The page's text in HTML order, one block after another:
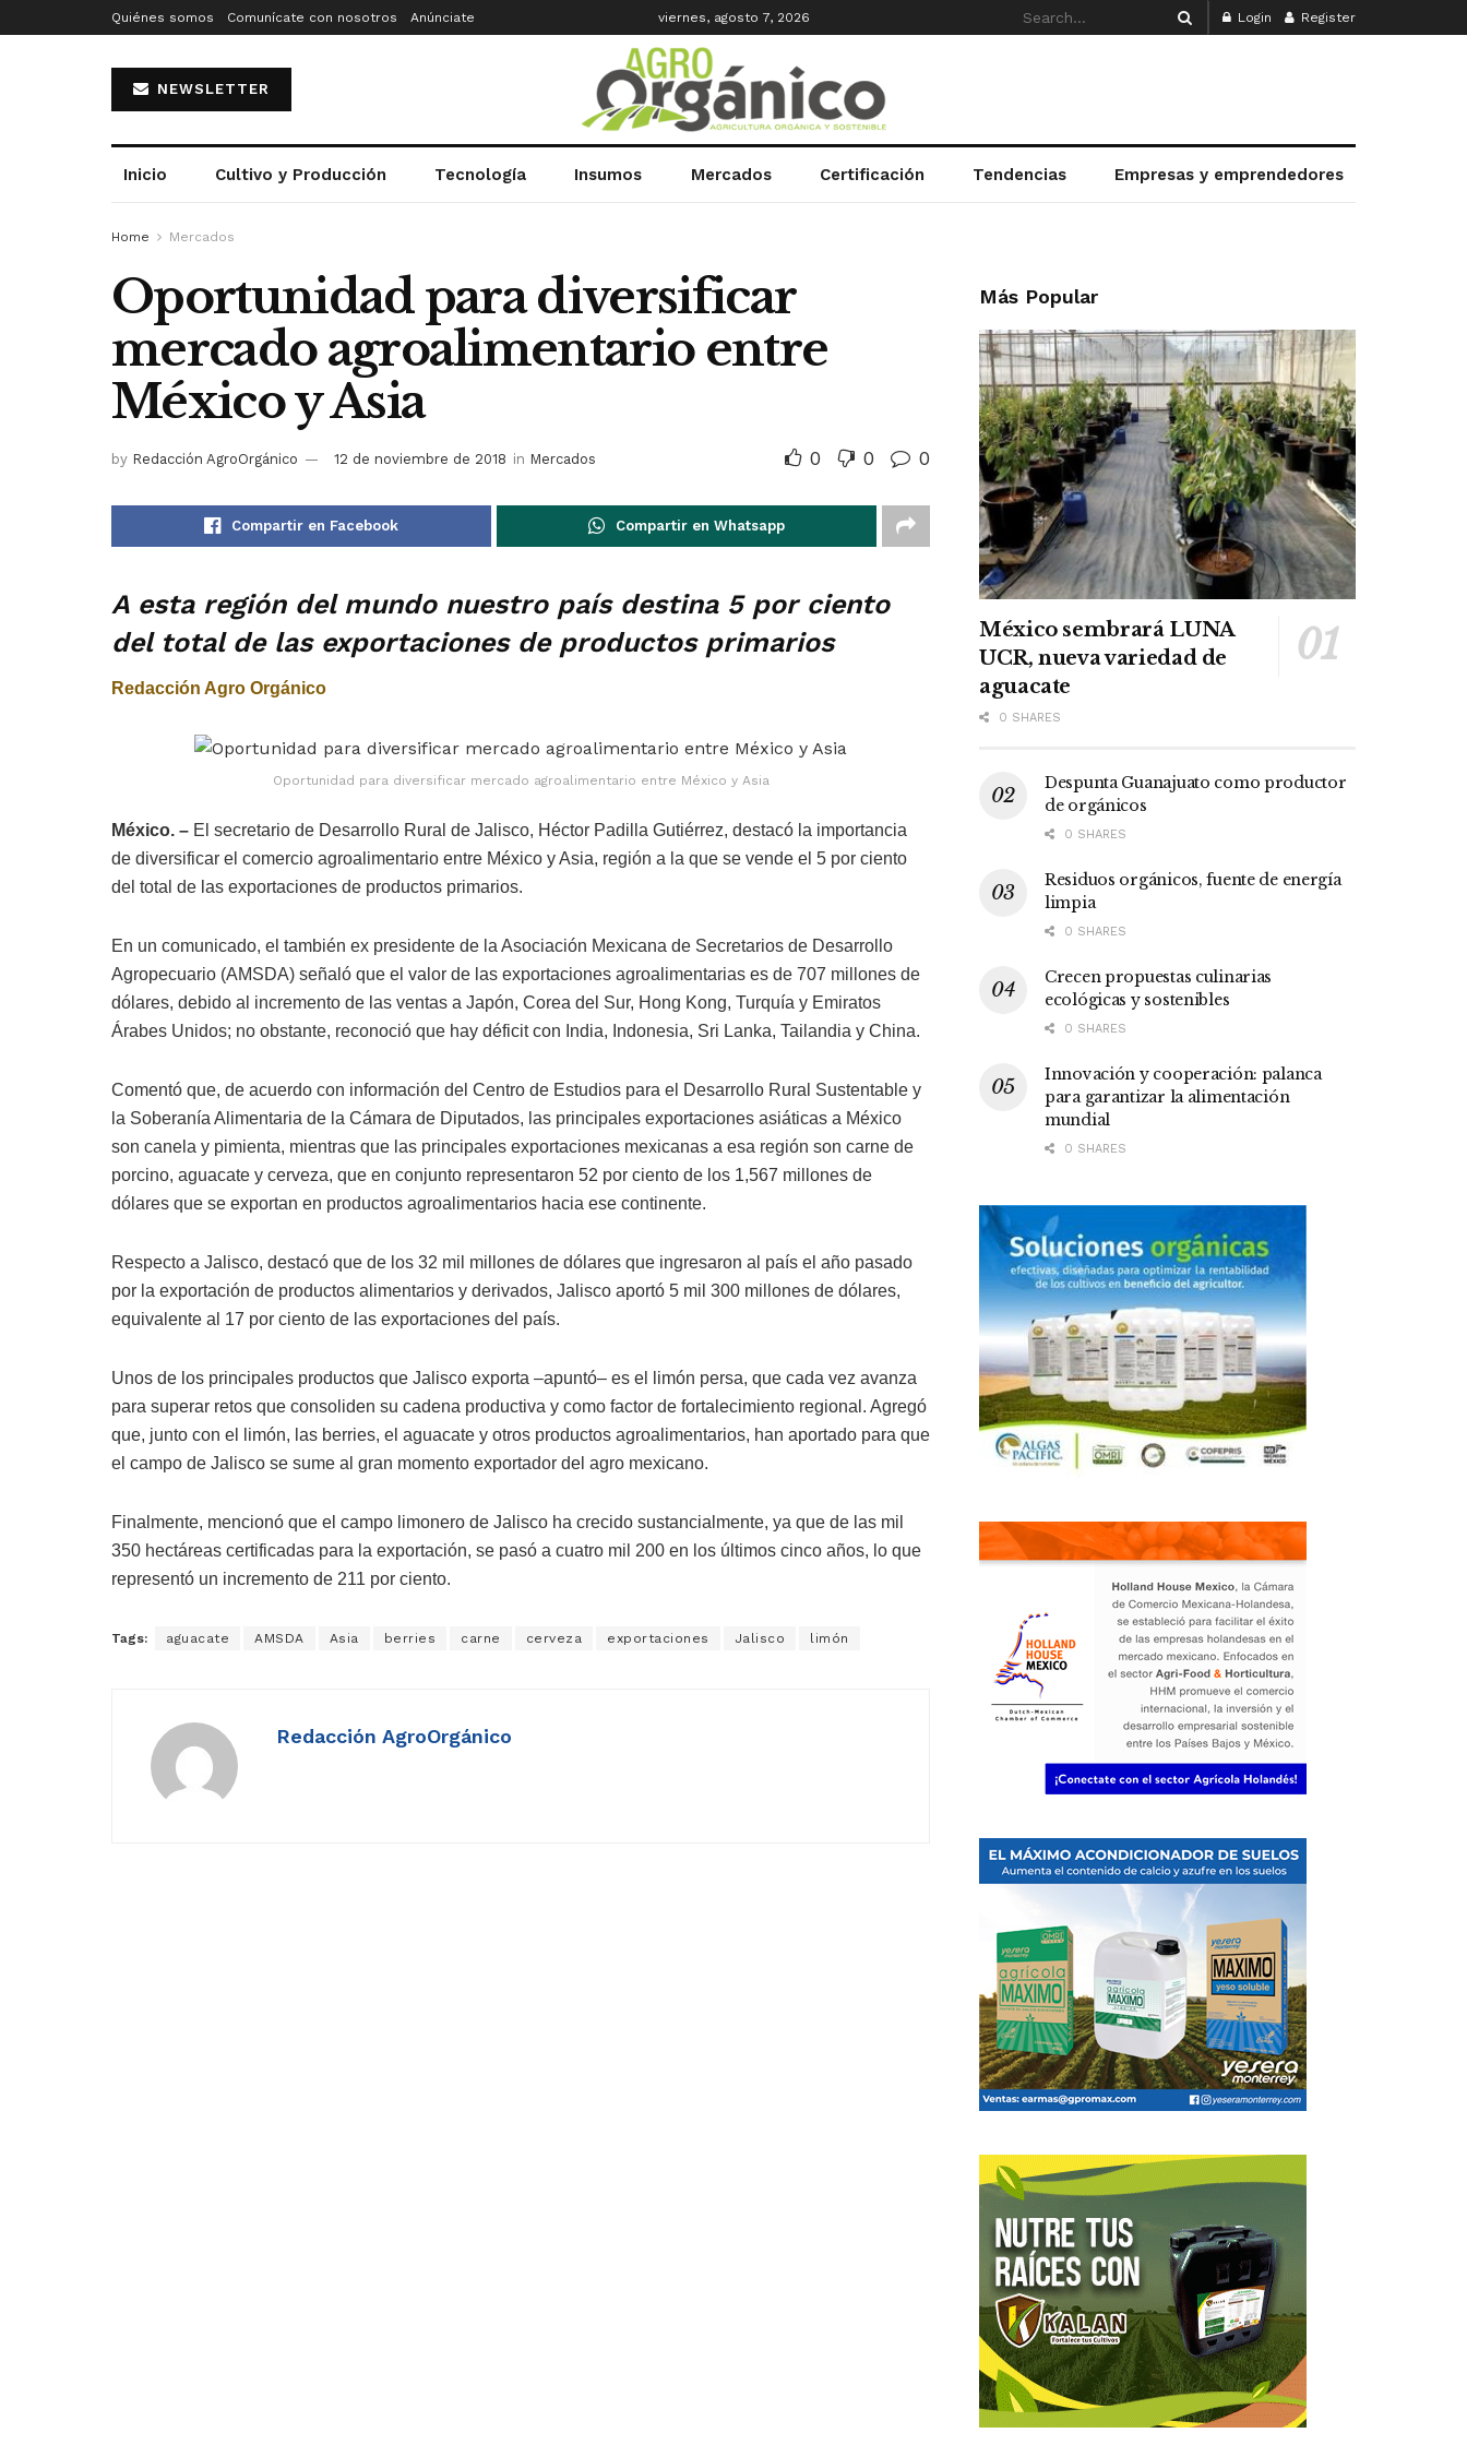
Quiénes somos Comunícate con nosotros Anúnciate viernes, agosto 7, 2026 Login Register
NEWSLETTER
Inicio Cultivo y Producción Tecnología Insumos Mercados Certificación Tendencias Empresas y emprendedores
Home Mercados
Oportunidad para diversificar
mercado agroalimentario entre
México y Asia
by Redacción AgroOrgánico 12 de noviembre de 2018 in Mercados 0 0 0
Compartir en Facebook Compartir en Whatsapp
A esta región del mundo nuestro país destina 5 por ciento
del total de las exportaciones de productos primarios
Redacción Agro Orgánico
Oportunidad para diversificar mercado agroalimentario entre México y Asia
México. – El secretario de Desarrollo Rural de Jalisco, Héctor Padilla Gutiérrez, destacó la importancia
de diversificar el comercio agroalimentario entre México y Asia, región a la que se vende el 5 por ciento
del total de las exportaciones de productos primarios.
En un comunicado, el también ex presidente de la Asociación Mexicana de Secretarios de Desarrollo
Agropecuario (AMSDA) señaló que el valor de las exportaciones agroalimentarias es de 707 millones de
dólares, debido al incremento de las ventas a Japón, Corea del Sur, Hong Kong, Turquía y Emiratos
Árabes Unidos; no obstante, reconoció que hay déficit con India, Indonesia, Sri Lanka, Tailandia y China.
Comentó que, de acuerdo con información del Centro de Estudios para el Desarrollo Rural Sustentable y
la Soberanía Alimentaria de la Cámara de Diputados, las principales exportaciones asiáticas a México
son canela y pimienta, mientras que las principales exportaciones mexicanas a esa región son carne de
porcino, aguacate y cerveza, que en conjunto representaron 52 por ciento de los 1,567 millones de
dólares que se exportan en productos agroalimentarios hacia ese continente.
Respecto a Jalisco, destacó que de los 32 mil millones de dólares que ingresaron al país el año pasado
por la exportación de productos alimentarios y derivados, Jalisco aportó 5 mil 300 millones de dólares,
equivalente al 17 por ciento de las exportaciones del país.
Unos de los principales productos que Jalisco exporta –apuntó– es el limón persa, que cada vez avanza
para superar retos que consoliden su cadena productiva y como factor de fortalecimiento regional. Agregó
que, junto con el limón, las berries, el aguacate y otros productos agroalimentarios, han aportado para que
el campo de Jalisco se sume al gran momento exportador del agro mexicano.
Finalmente, mencionó que el campo limonero de Jalisco ha crecido sustancialmente, ya que de las mil
350 hectáreas certificadas para la exportación, se pasó a cuatro mil 200 en los últimos cinco años, lo que
representó un incremento de 211 por ciento.
Tags: aguacate AMSDA Asia berries carne cerveza exportaciones Jalisco limón
Redacción AgroOrgánico
Más Popular
México sembrará LUNA
UCR, nueva variedad de
aguacate
0 SHARES
Despunta Guanajuato como productor
de orgánicos
0 SHARES
Residuos orgánicos, fuente de energía
limpia
0 SHARES
Crecen propuestas culinarias
ecológicas y sostenibles
0 SHARES
Innovación y cooperación: palanca
para garantizar la alimentación
mundial
0 SHARES